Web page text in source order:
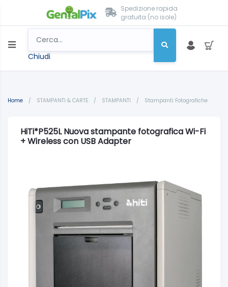
Spedizione rapida
gratuita (no isole)
Chiudi
Home / STAMPANTI & CARTE / STAMPANTI / Stampanti Fotografiche
HiTi*P525L Nuova stampante fotografica Wi-Fi
+ Wireless con USB Adapter